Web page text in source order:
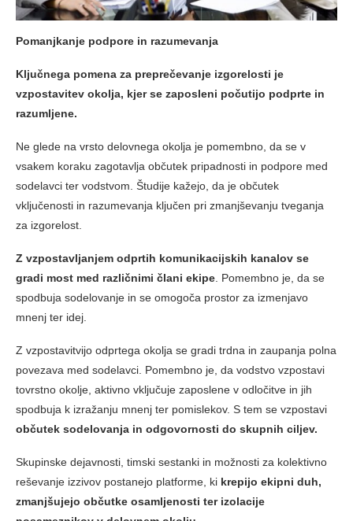
Pomanjkanje podpore in razumevanja
Ključnega pomena za preprečevanje izgorelosti je
vzpostavitev okolja, kjer se zaposleni počutijo podprte in
razumljene.
Ne glede na vrsto delovnega okolja je pomembno, da se v
vsakem koraku zagotavlja občutek pripadnosti in podpore med
sodelavci ter vodstvom. Študije kažejo, da je občutek
vključenosti in razumevanja ključen pri zmanjševanju tveganja
za izgorelost.
Z vzpostavljanjem odprtih komunikacijskih kanalov se
gradi most med različnimi člani ekipe. Pomembno je, da se
spodbuja sodelovanje in se omogoča prostor za izmenjavo
mnenj ter idej.
Z vzpostavitvijo odprtega okolja se gradi trdna in zaupanja polna
povezava med sodelavci. Pomembno je, da vodstvo vzpostavi
tovrstno okolje, aktivno vključuje zaposlene v odločitve in jih
spodbuja k izražanju mnenj ter pomislekov. S tem se vzpostavi
občutek sodelovanja in odgovornosti do skupnih ciljev.
Skupinske dejavnosti, timski sestanki in možnosti za kolektivno
reševanje izzivov postanejo platforme, ki krepijo ekipni duh,
zmanjšujejo občutke osamljenosti ter izolacije